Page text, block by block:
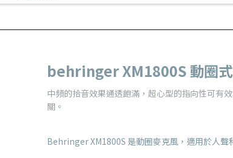
behringer XM1800S 動圈
中頻的拾音效果通透飽滿，超心型的指向性可有
關。
Behringer XM1800S 是動圈麥克風，適用於人聲